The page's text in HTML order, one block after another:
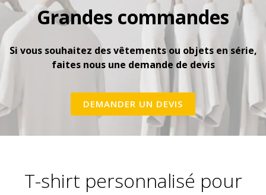
Grandes commandes
Si vous souhaitez des vêtements ou objets en série,
faites nous une demande de devis
DEMANDER UN DEVIS
T-shirt personnalisé pour